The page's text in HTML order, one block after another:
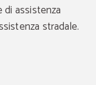
di assistenza
stradale.